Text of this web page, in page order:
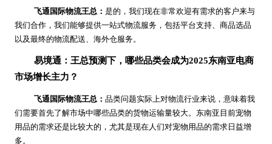
飞通国际物流王总： 是的，我们现在非常欢迎有需求的客户来与
我们合作，我们能够提供一站式物流服务，包括平台支持、商品选品
以及最终的物流配送、海外仓服务。
易境通：王总预测下，哪些品类会成为2025东南亚电商
市场增长主力？
飞通国际物流王总： 品类问题实际上对物流行业来说，意味着我
们需要首先了解市场中哪些品类的货物运输量较大。东南亚目前宠物
用品的需求还是比较大的，尤其是现在人们对宠物用品的需求日益增
多。